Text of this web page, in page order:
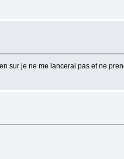
sur je ne me lancerai pas et ne